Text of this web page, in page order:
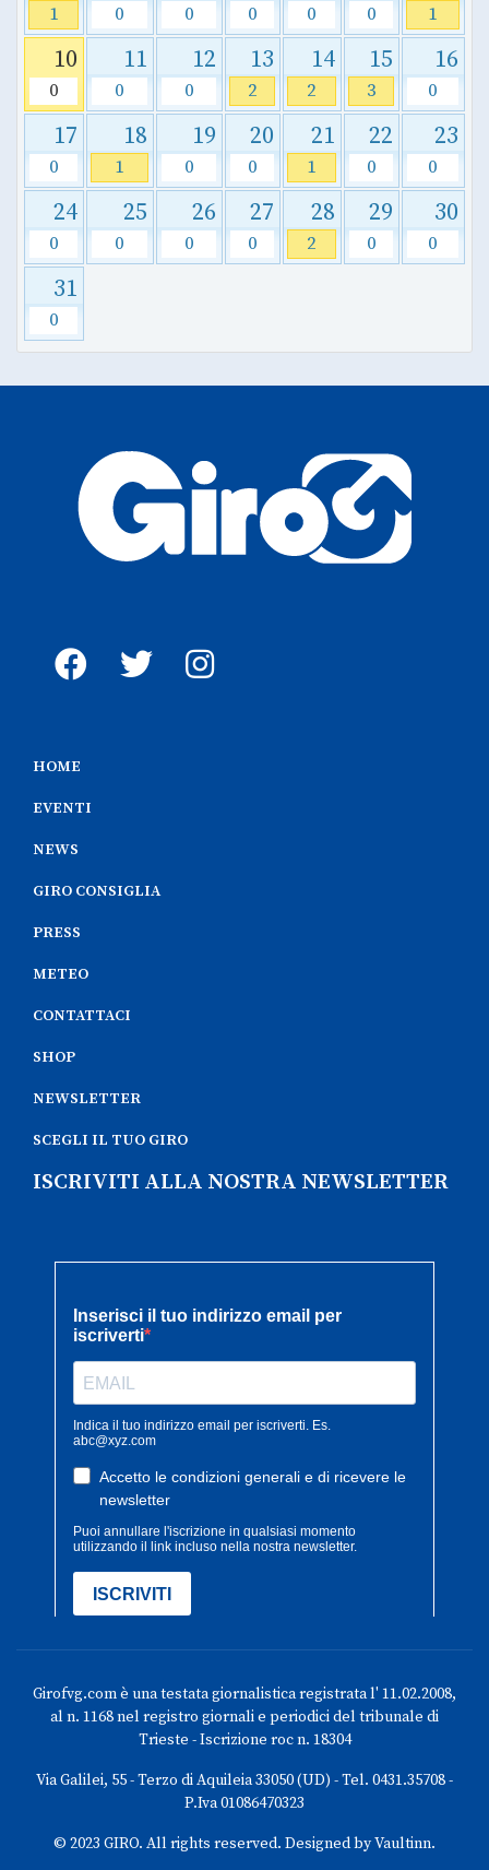
1 0 0 0 0 0 1
10
0
11
0
12
0
13
2
14
2
15
3
16
0
17
0
18
1
19
0
20
0
21
1
22
0
23
0
24
0
25
0
26
0
27
0
28
2
29
0
30
0
31
0
HOME
EVENTI
NEWS
GIRO CONSIGLIA
PRESS
METEO
CONTATTACI
SHOP
NEWSLETTER
SCEGLI IL TUO GIRO
ISCRIVITI ALLA NOSTRA NEWSLETTER
Girofvg.com è una testata giornalistica registrata l' 11.02.2008,
al n. 1168 nel registro giornali e periodici del tribunale di
Trieste - Iscrizione roc n. 18304
Via Galilei, 55 - Terzo di Aquileia 33050 (UD) - Tel. 0431.35708 -
P.Iva 01086470323
© 2023 GIRO. All rights reserved. Designed by Vaultinn.